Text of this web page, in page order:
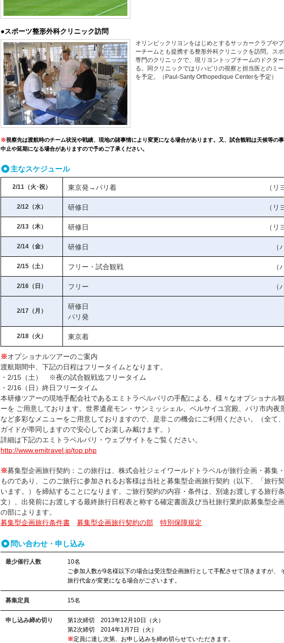
●スポーツ整形外科クリニック訪問
オリンピックリヨンをはじめとするサッカークラブや
ーチームとも提携する整形外科クリニックを訪問。ス
専門のクリニックで、現リヨントップチームのドクタ
る。同クリニックではリハビリの視察と担当医とのミ
を予定。（Paul-Santy Orthopedique Centerを予定）
※視察先は渡航時のチーム状況や戦績、現地の諸事情により変更になる場合があります。又、試合観戦は天候等の
中止や延期になる場合がありますので予めご了承ください。
主なスケジュール
2/11（火･祝） 東京発→パリ着 （リ
2/12（水） 研修日 （リ
2/13（木） 研修日 （リ
2/14（金） 研修日 （
2/15（土） フリー・試合観戦 （
2/16（日） フリー （
2/17（月）
研修日
パリ発
2/18（火） 東京着
※オプショナルツアーのご案内
渡航期間中、下記の日程はフリータイムとなります。
・2/15（土） ※夜の試合観戦迄フリータイム
・2/16（日）終日フリータイム
本研修ツアーの現地手配会社であるエミトラベルパリの手配による、様々なオプショナル
ーを ご用意しております。世界遺産モン・サンミッシェル、ベルサイユ宮殿、パリ市内夜
など多彩なメニューをご用意しておりますので、是非この機会にご利用ください。（全て
ガイドが帯同しますので安心してお楽しみ戴けます。）
詳細は下記のエミトラベルパリ・ウェブサイトをご覧ください。
http://www.emitravel.jp/top.php
※募集型企画旅行契約：この旅行は、株式会社ジェイワールドトラベルが旅行企画・募集
ものであり、このご旅行に参加されるお客様は当社と募集型企画旅行契約（以下、「旅行
います。）を締結することになります。ご旅行契約の内容・条件は、別途お渡しする旅行
文）、出発前にお渡しする最終旅行日程表と称する確定書面及び当社旅行業約款募集型企
の部によります。
募集型企画旅行条件書
募集型企画旅行契約の部 特別保障規定
問い合わせ・申し込み
最少催行人数
10名
ご参加人数が9名様以下の場合は受注型企画旅行として手配させて頂きますが、
旅行代金が変更になる場合がございます。
募集定員 15名
申し込み締め切り
第1次締切 2013年12月10日（火）
第2次締切 2014年1月7日（火）
※定員に達し次第、お申し込みを締め切らせていただきます。